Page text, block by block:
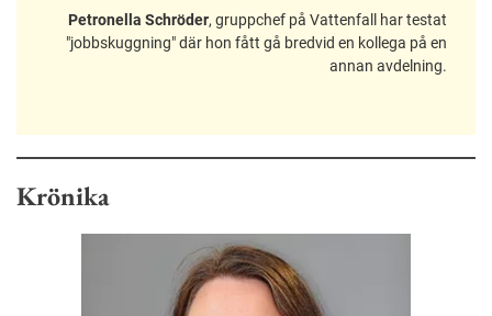
Petronella Schröder, gruppchef på Vattenfall har testat
"jobbskuggning" där hon fått gå bredvid en kollega på en
annan avdelning.
Krönika